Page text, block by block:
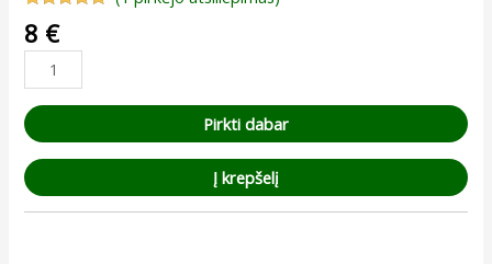
5.00iš 5
(viso
įvertinimų:
8 €
Pirkti dabar
Į krepšelį